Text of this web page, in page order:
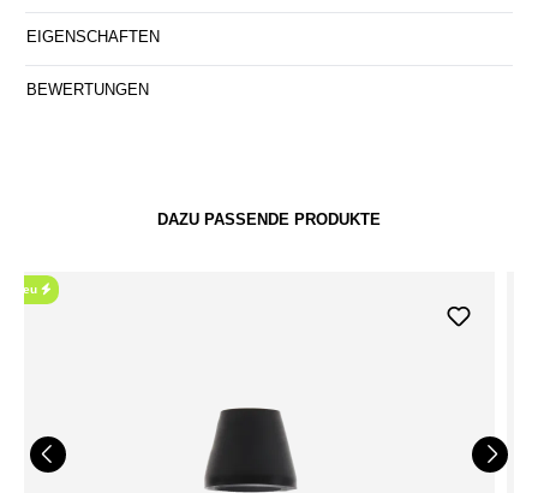
EIGENSCHAFTEN
BEWERTUNGEN
DAZU PASSENDE PRODUKTE